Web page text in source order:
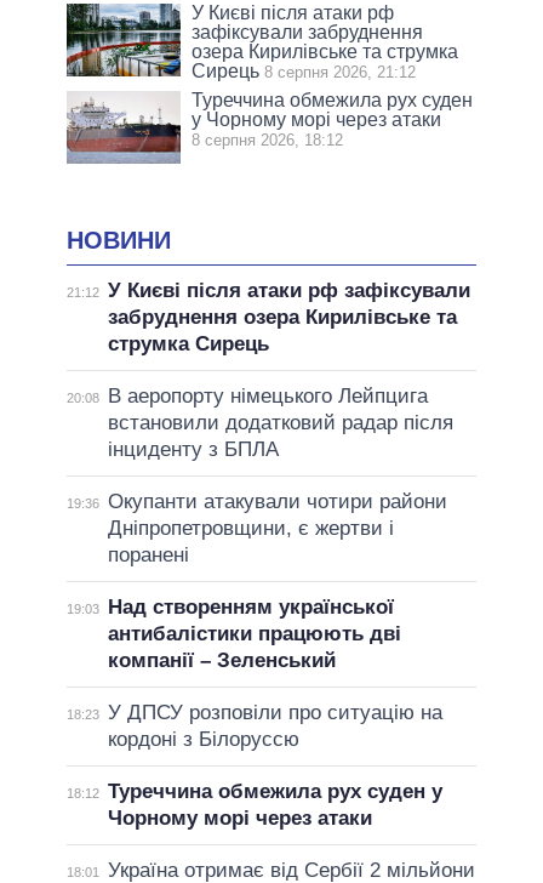
У Києві після атаки рф
зафіксували забруднення
озера Кирилівське та струмка
Сирець 8 серпня 2026, 21:12
Туреччина обмежила рух суден
у Чорному морі через атаки
8 серпня 2026, 18:12
НОВИНИ
21:12 У Києві після атаки рф зафіксували
забруднення озера Кирилівське та
струмка Сирець
20:08
В аеропорту німецького Лейпцига
встановили додатковий радар після
інциденту з БПЛА
19:36 Окупанти атакували чотири райони
Дніпропетровщини, є жертви і
поранені
19:03
Над створенням української
антибалістики працюють дві
компанії – Зеленський
18:23 У ДПСУ розповіли про ситуацію на
кордоні з Білоруссю
18:12 Туреччина обмежила рух суден у
Чорному морі через атаки
18:01
Україна отримає від Сербії 2 мільйони